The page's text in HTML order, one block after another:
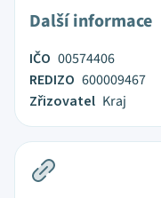
Další informace
IČO 00574406
REDIZO 600009467
Zřizovatel Kraj